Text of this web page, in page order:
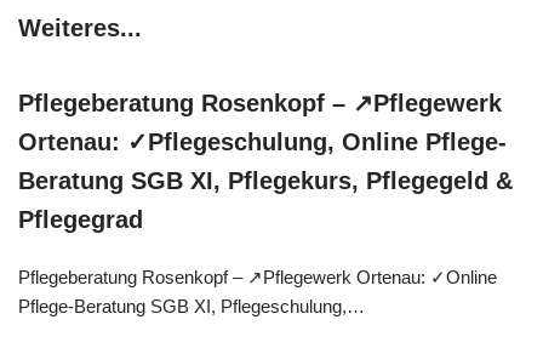
Weiteres...
Pflegeberatung Rosenkopf – ↗️Pflegewerk
Ortenau: ✓Pflegeschulung, Online Pflege-
Beratung SGB XI, Pflegekurs, Pflegegeld &
Pflegegrad
Pflegeberatung Rosenkopf – ↗️Pflegewerk Ortenau: ✓Online
Pflege-Beratung SGB XI, Pflegeschulung,…